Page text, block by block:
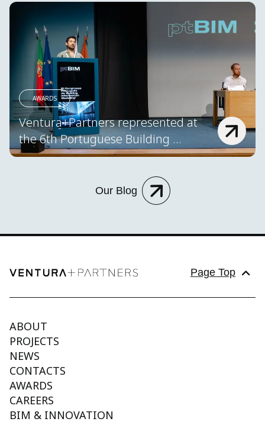
AWARDS
Ventura+Partners represented at
the 6th Portuguese Building
Information Modelling Congress –
Our Blog
Page Top
ABOUT
PROJECTS
NEWS
CONTACTS
AWARDS
CAREERS
BIM & INNOVATION